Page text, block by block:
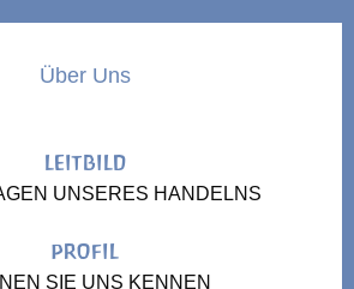
Über Uns
LEITBILD
UNSERES HANDELNS
PROFIL
SIE UNS KENNEN